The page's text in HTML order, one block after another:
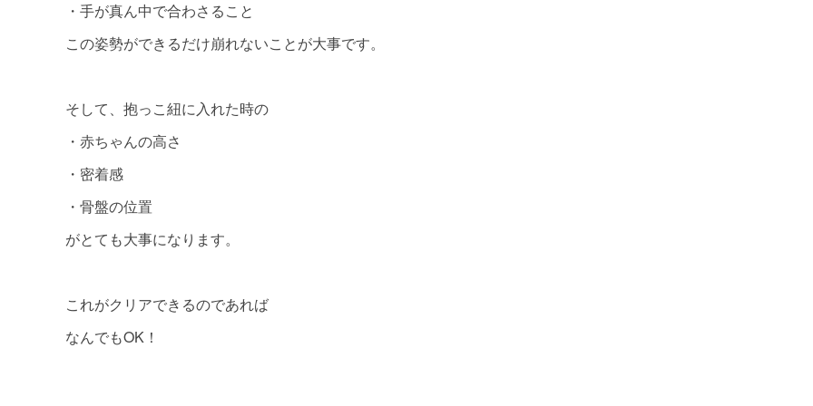
・手が真ん中で合わさること
この姿勢ができるだけ崩れないことが大事です。
そして、抱っこ紐に入れた時の
・赤ちゃんの高さ
・密着感
・骨盤の位置
がとても大事になります。
これがクリアできるのであれば
なんでもOK！